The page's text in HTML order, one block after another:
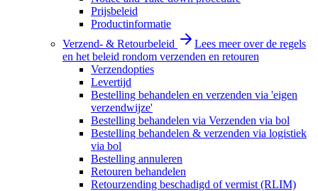
Prijsbeleid
Productinformatie
Verzend- & Retourbeleid
Lees meer over de regels
en het beleid rondom verzenden en retouren
Verzendopties
Levertijd
Bestelling behandelen en verzenden via 'eigen
verzendwijze'
Bestelling behandelen via Verzenden via bol
Bestelling behandelen & verzenden via logistiek
via bol
Bestelling annuleren
Retouren behandelen
Retourzending beschadigd of vermist (RLIM)